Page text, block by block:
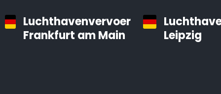
Luchthavenvervoer
Frankfurt am Main
Leipzig